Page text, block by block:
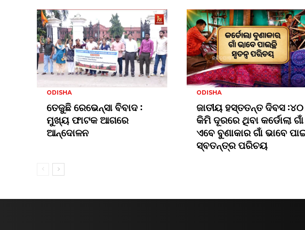
ODISHA
ତେଜୁଛି ରେଭେନ୍ସା ବିବାଦ :
ମୁଖ୍ୟ ଫାଟକ ଆଗରେ
ଆନ୍ଦୋଳନ
ODISHA
ଜାତୀୟ ହସ୍ତତନ୍ତ ଦିବସ :୪୦
କିମି ଦୂରରେ ଥିବା କର୍ଡୋଲା ଗାଁ
ଏବେ ବୁଣାକାର ଗାଁ ଭାବେ
ସ୍ବତନ୍ତ୍ର ପରିଚୟ